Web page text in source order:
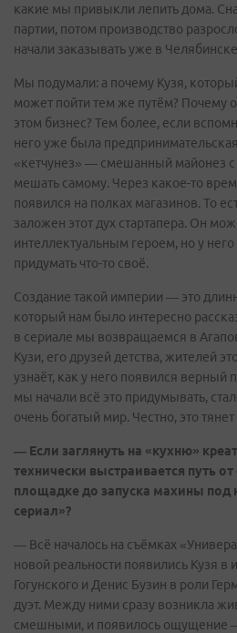
какие мы привыкли лепить дома.
партии, потом производство
начали заказывать уже в
Мы подумали: а почему Кузя,
может пойти тем же путём? Почему
этом бизнес? Тем более, если
него уже была
«кетчунез» — смешанный майонез с
мешать самому. Через какое-то
появился на полках магазинов. То
заложен этот дух стартапера. Он
интеллектуальным героем, но у него
придумать что-то своё.
Создание такой империи — это
который нам было интересно
в сериале мы возвращаемся в
Кузи, его друзей детства, жителей
узнаёт, как у него появился верный
мы начали всё это придумывать,
очень богатый мир. Честно, это
— Если заглянуть на «кухню»
технически выстраивается путь
площадке до запуска махины под
сериал»?
— Всё началось на съёмках
новой реальности появились Кузя в
Гогунского и Денис Бузин в роли
дуэт. Между ними сразу возникла
смешными, и появилось ощущение —